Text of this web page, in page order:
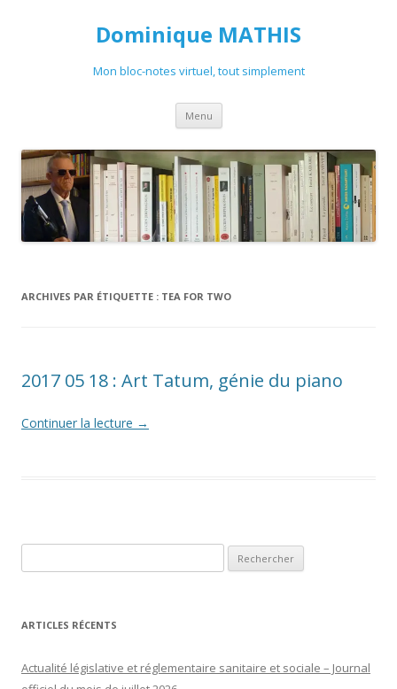
Dominique MATHIS
Mon bloc-notes virtuel, tout simplement
Menu Aller
contenu
ARCHIVES PAR ÉTIQUETTE : TEA FOR TWO
2017 05 18 : Art Tatum, génie du piano
Continuer la lecture →
ARTICLES RÉCENTS
Actualité législative et réglementaire sanitaire et sociale – Journal